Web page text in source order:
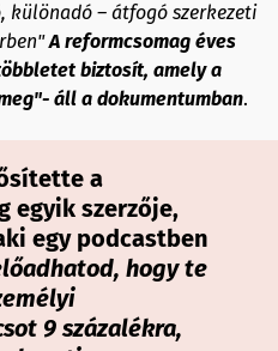
különadó – átfogó szerkezeti
A reformcsomag éves
biztosít, amely a
áll a dokumentumban.
a
egyik szerzője,
egy podcastben
hogy te
9 százalékra,